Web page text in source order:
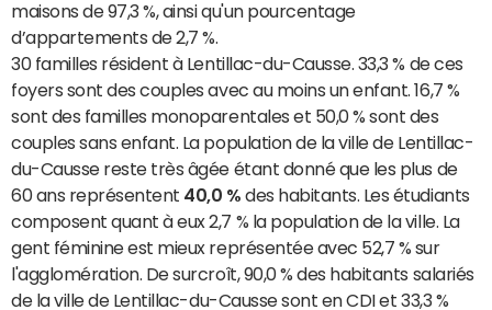
maisons de 97,3 %, ainsi qu'un pourcentage
d’appartements de 2,7 %.
30 familles résident à Lentillac-du-Causse. 33,3 % de ces
foyers sont des couples avec au moins un enfant. 16,7 %
sont des familles monoparentales et 50,0 % sont des
couples sans enfant. La population de la ville de Lentillac-
du-Causse reste très âgée étant donné que les plus de
60 ans représentent 40,0 % des habitants. Les étudiants
composent quant à eux 2,7 % la population de la ville. La
gent féminine est mieux représentée avec 52,7 % sur
l'agglomération. De surcroît, 90,0 % des habitants salariés
de la ville de Lentillac-du-Causse sont en CDI et 33,3 %